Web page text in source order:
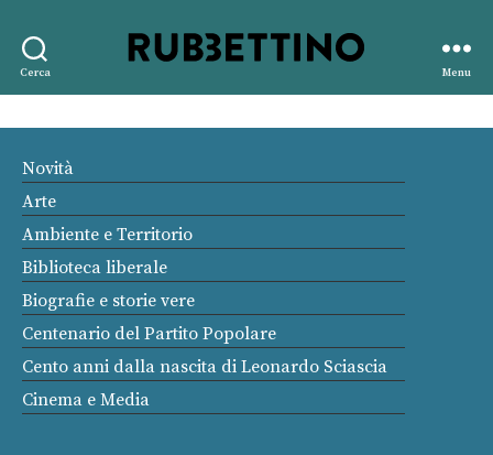
Cerca
editore
Menu
Novità
Arte
Ambiente e Territorio
Biblioteca liberale
Biografie e storie vere
Centenario del Partito Popolare
Cento anni dalla nascita di Leonardo Sciascia
Cinema e Media